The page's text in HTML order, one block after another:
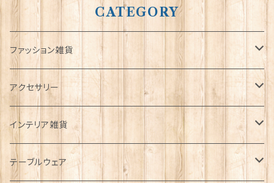
CATEGORY
ファッション雑貨
タータンネクタイ
帽子
キャップ
Tシャツ
アクセサリー
ORTAK
ブローチ
インテリア雑貨
インテリア置物
テーブルウェア